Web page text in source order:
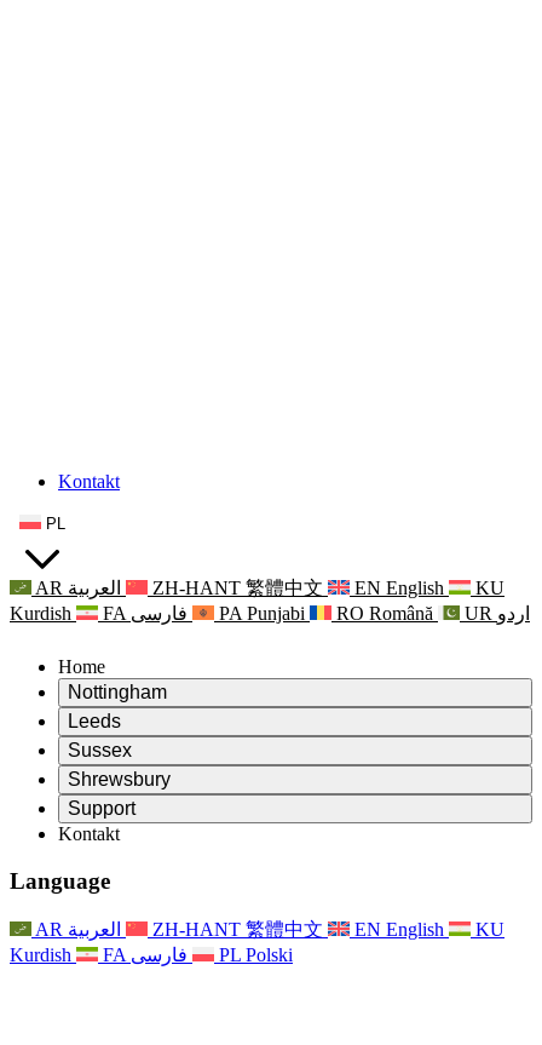
Kontakt
PL
AR العربية ZH-HANT 繁體中文 EN English
KU
Kurdish
FA فارسی PA Punjabi RO Română UR اردو
Home
Nottingham
Review
Przewodniczący Przeglądu
Niezależny zespół recenzentów
Zakres uprawnień
Raport końcowy z niezależnego przeglądu
Często zadawane pytania
Proces przekazywania informacji zwrotnych przez rodzinę
Biuletyny informacyjne
Opt Out
Leeds
Review
Przewodniczący Przeglądu
Niezależny zespół recenzentów
Zakres wymagań i obowiązków
Kontakt
Wsparcie psychologiczne dla rodzin
Aktualizacje dla rodzin
Zdarzenia
For Staff
Wsparcie dla personelu
Sussex
Review
Przewodniczący Przeglądu
Niezależny zespół recenzentów
Zakres uprawnień
For Families
Aktualizacje dla rodzin
Zdarzenia
Shrewsbury
Review
Zakres zadań w zakresie oceny macierzyństwa
Raport końcowy z niezależnego przeglądu
Pierwszy raport z niezależnego przeglądu
For Families
Aktualizacje
Support
Leeds
Nottingham
Rodzinna Służba Wsparcia Psychologicznego
Wsparcie w sytuacjach kryzysowych związanych ze
zdrowiem psychicznym
Usługi regionalne Nottingham
Kontakt
Language
AR العربية ZH-HANT 繁體中文 EN English
KU
Kurdish
FA فارسی PL Polski